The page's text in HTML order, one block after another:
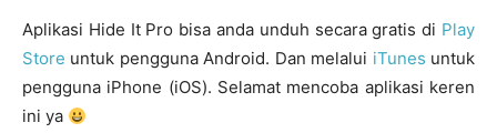
Aplikasi Hide It Pro bisa anda unduh secara gratis di Play
Store untuk pengguna Android. Dan melalui iTunes untuk
pengguna iPhone (iOS). Selamat mencoba aplikasi keren
ini ya